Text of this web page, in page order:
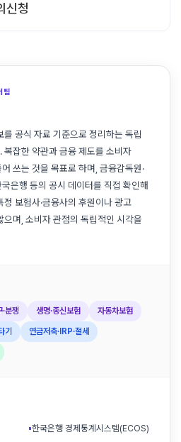
신청
팀
를 공식 자료 기준으로 정리하는 독립
복잡한 약관과 금융 제도를 소비자
쓰는 것을 목표로 하며, 금융감독원·
국은행 등의 공시 데이터를 직접 확인해
정 보험사·금융사의 후원이나 광고
으며, 소비자 관점의 독립적인 시각을
분쟁 생명·종신보험 자동차보험
기 연금저축·IRP·절세
▪한국은행 경제통계시스템(ECOS)